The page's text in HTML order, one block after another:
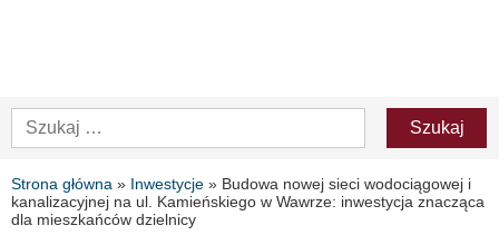
Strona główna » Inwestycje » Budowa nowej sieci wodociągowej i
kanalizacyjnej na ul. Kamieńskiego w Wawrze: inwestycja znacząca
dla mieszkańców dzielnicy